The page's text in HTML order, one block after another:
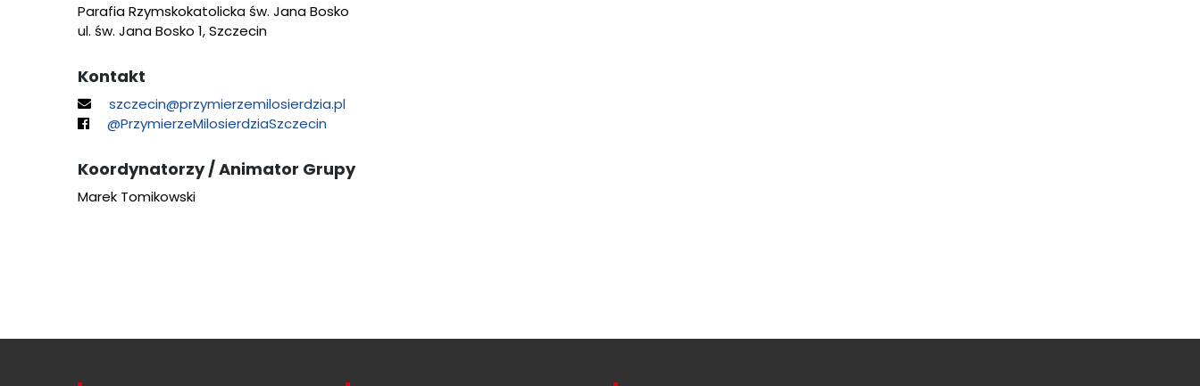
Parafia Rzymskokatolicka św. Jana Bosko
ul. św. Jana Bosko 1, Szczecin
Kontakt
szczecin@przymierzemilosierdzia.pl
@PrzymierzeMilosierdziaSzczecin
Koordynatorzy / Animator Grupy
Marek Tomikowski